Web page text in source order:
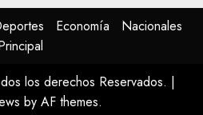
dudas y retos en la
de la Nueva
Mexicana
AGOSTO 8, 2026
Economía
Nacionales
los derechos Reservados. |
by AF themes.